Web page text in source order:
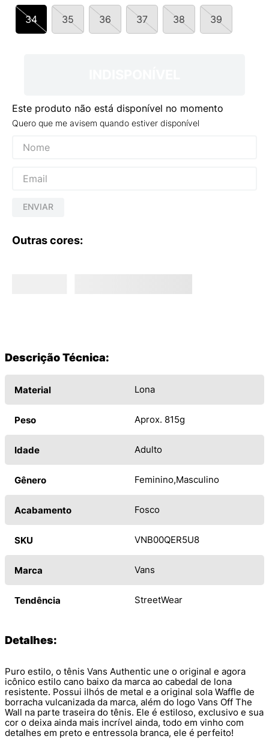
34 35 36 37 38 39
Este produto não está disponível no momento
Quero que me avisem quando estiver disponível
ENVIAR
Outras cores:
Descrição Técnica:
Material Lona
Peso Aprox. 815g
Idade Adulto
Gênero Feminino Masculino
Acabamento Fosco
SKU VNB00QER5U8
Marca Vans
Tendência StreetWear
Detalhes:
Puro estilo, o tênis Vans Authentic une o original e agora
icônico estilo cano baixo da marca ao cabedal de lona
resistente. Possui ilhós de metal e a original sola Waffle de
borracha vulcanizada da marca, além do logo Vans Off The
Wall na parte traseira do tênis. Ele é estiloso, exclusivo e sua
cor o deixa ainda mais incrível ainda, todo em vinho com
detalhes em preto e entressola branca, ele é perfeito!
9º
VEJA COUNTRY
10º NEW 530